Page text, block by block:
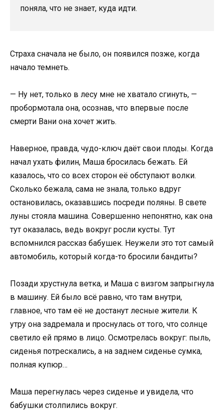
поняла, что не знает, куда идти.
Страха сначала не было, он появился позже, когда
начало темнеть.
— Ну нет, только в лесу мне не хватало сгинуть, —
пробормотала она, осознав, что впервые после
смерти Вани она хочет жить.
Наверное, правда, чудо-ключ даёт свои плоды. Когда
начал ухать филин, Маша бросилась бежать. Ей
казалось, что со всех сторон её обступают волки.
Сколько бежала, сама не знала, только вдруг
остановилась, оказавшись посреди поляны. В свете
луны стояла машина. Совершенно непонятно, как она
тут оказалась, ведь вокруг росли кусты. Тут
вспомнился рассказ бабушек. Неужели это тот самый
автомобиль, который когда-то бросили бандиты?
Позади хрустнула ветка, и Маша с визгом запрыгнула
в машину. Ей было всё равно, что там внутри,
главное, что там её не достанут лесные жители. К
утру она задремала и проснулась от того, что солнце
светило ей прямо в лицо. Осмотрелась вокруг: пыль,
сиденья потрескались, а на заднем сиденье сумка,
полная купюр…
Маша перегнулась через сиденье и увидела, что
бабушки столпились вокруг.